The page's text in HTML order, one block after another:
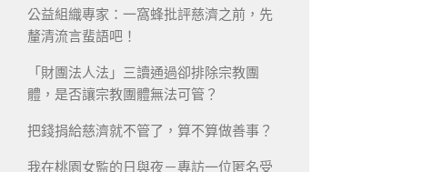
公益組織專家：一窩蜂批評慈濟之前，先
釐清流言蜚語吧！
「財團法人法」三讀通過卻排除宗教團
體，是否讓宗教團體無法可管？
把錢捐給慈濟就不管了，算不算做善事？
我在桃園女監的日與夜－專訪一位匿名受